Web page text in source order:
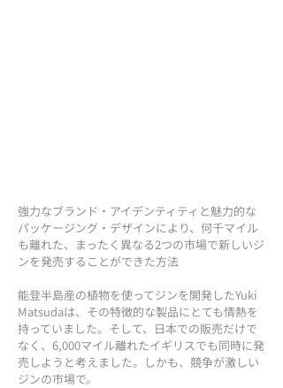
強力なブランド・アイデンティティと魅力的な
パッケージング・デザインにより、何千マイル
も離れた、まったく異なる2つの市場で新しいジ
ンを発売することができた方法
能登半島産の植物を使ってジンを開発したYuki
Matsudaは、その特徴的な製品にとても情熱を
持っていました。そして、日本での販売だけで
なく、6,000マイル離れたイギリスでも同時に発
売しようと考えました。しかも、競争が激しい
ジンの市場で。